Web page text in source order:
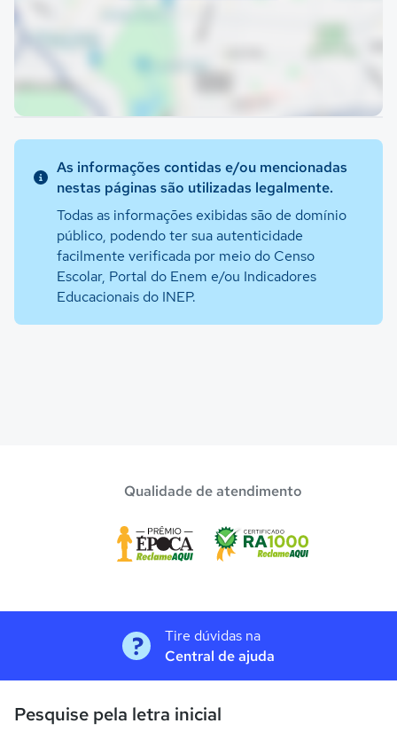
As informações contidas e/ou mencionadas
nestas páginas são utilizadas legalmente.
Todas as informações exibidas são de domínio
público, podendo ter sua autenticidade
facilmente verificada por meio do Censo
Escolar, Portal do Enem e/ou Indicadores
Educacionais do INEP.
Qualidade de atendimento
Tire dúvidas na
Central de ajuda
Pesquise pela letra inicial